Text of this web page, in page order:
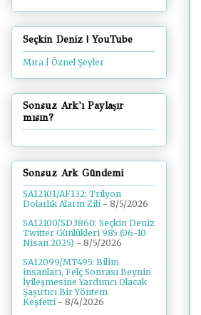
Seçkin Deniz | YouTube
Mıra | Öznel Şeyler
Sonsuz Ark'ı Paylaşır
mısın?
Sonsuz Ark Gündemi
SA12101/AF132: Trilyon
Dolarlık Alarm Zili - 8/5/2026
SA12100/SD3860: Seçkin Deniz
Twitter Günlükleri 985 (06-10
Nisan 2025) - 8/5/2026
SA12099/MT495: Bilim
insanları, Felç Sonrası Beynin
İyileşmesine Yardımcı Olacak
Şaşırtıcı Bir Yöntem
Keşfetti - 8/4/2026